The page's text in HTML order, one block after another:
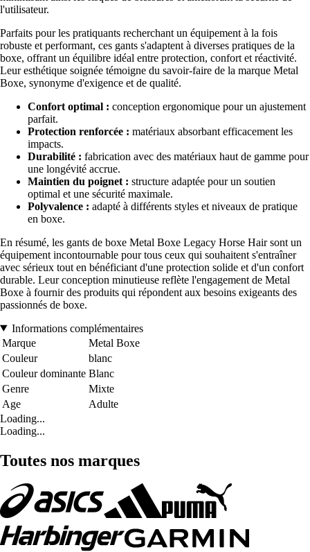
l'utilisateur.
Parfaits pour les pratiquants recherchant un équipement à la fois
robuste et performant, ces gants s'adaptent à diverses pratiques de la
boxe, offrant un équilibre idéal entre protection, confort et réactivité.
Leur esthétique soignée témoigne du savoir-faire de la marque Metal
Boxe, synonyme d'exigence et de qualité.
Confort optimal : conception ergonomique pour un ajustement
parfait.
Protection renforcée : matériaux absorbant efficacement les
impacts.
Durabilité : fabrication avec des matériaux haut de gamme pour
une longévité accrue.
Maintien du poignet : structure adaptée pour un soutien
optimal et une sécurité maximale.
Polyvalence : adapté à différents styles et niveaux de pratique
en boxe.
En résumé, les gants de boxe Metal Boxe Legacy Horse Hair sont un
équipement incontournable pour tous ceux qui souhaitent s'entraîner
avec sérieux tout en bénéficiant d'une protection solide et d'un confort
durable. Leur conception minutieuse reflète l'engagement de Metal
Boxe à fournir des produits qui répondent aux besoins exigeants des
passionnés de boxe.
Informations complémentaires
Marque
Metal Boxe
Couleur
blanc
Couleur dominante Blanc
Genre
Mixte
Age
Adulte
Loading...
Loading...
Toutes nos marques